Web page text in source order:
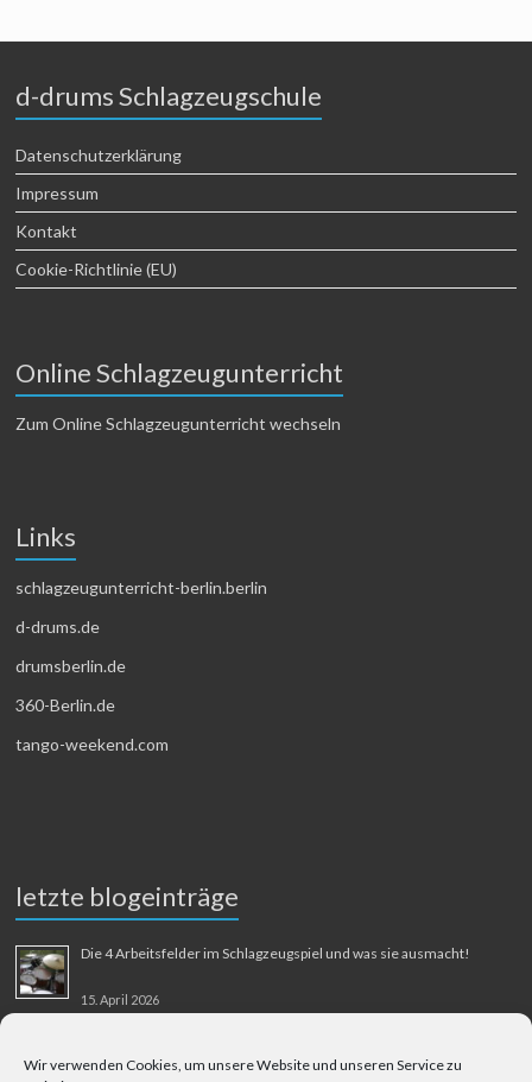
Wir verwenden Cookies, um unsere Website und unseren Service zu
d-drums Schlagzeugschule
Datenschutzerklärung
Impressum
Kontakt
Cookie-Richtlinie (EU)
Online Schlagzeugunterricht
Zum Online Schlagzeugunterricht wechseln
Links
schlagzeugunterricht-berlin.berlin
d-drums.de
drumsberlin.de
360-Berlin.de
tango-weekend.com
letzte blogeinträge
Die 4 Arbeitsfelder im Schlagzeugspiel und was sie ausmacht!
15. April 2026